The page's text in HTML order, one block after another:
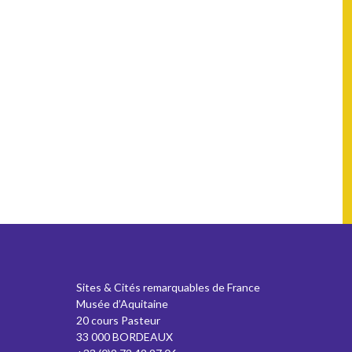
Sites & Cités remarquables de France
Musée d’Aquitaine
20 cours Pasteur
33 000 BORDEAUX